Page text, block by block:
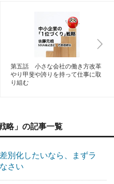
第五話 小さな会社の働き方改革
やり甲斐や誇りを持って仕事に取
り組む
略」の記事一覧
別化したいなら、まずラ
さい